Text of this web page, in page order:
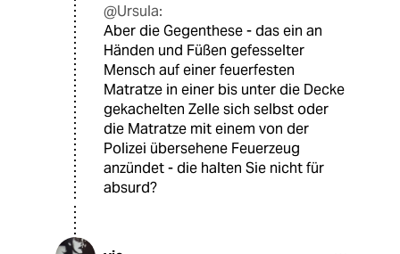
@Ursula:
Aber die Gegenthese - das ein an
Händen und Füßen gefesselter
Mensch auf einer feuerfesten
Matratze in einer bis unter die Decke
gekachelten Zelle sich selbst oder
die Matratze mit einem von der
Polizei übersehene Feuerzeug
anzündet - die halten Sie nicht für
absurd?